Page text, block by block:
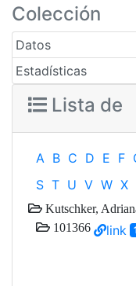
Colección
Datos
Estadísticas
Lista de
A B C D E F
S T U V W X
Kutschker,
101366 link